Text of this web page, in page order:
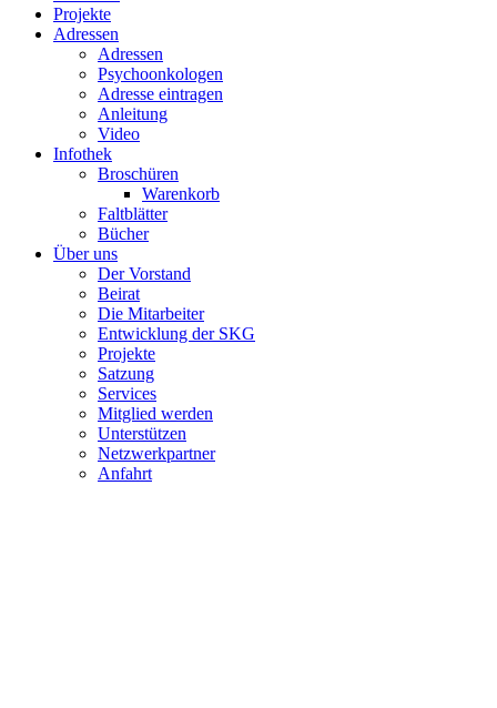
Projekte
Adressen
Adressen
Psychoonkologen
Adresse eintragen
Anleitung
Video
Infothek
Broschüren
Warenkorb
Faltblätter
Bücher
Über uns
Der Vorstand
Beirat
Die Mitarbeiter
Entwicklung der SKG
Projekte
Satzung
Services
Mitglied werden
Unterstützen
Netzwerkpartner
Anfahrt